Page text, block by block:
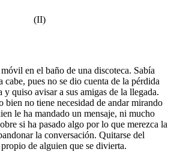
(II)
en el baño de una discoteca. Sabía
cabe, pues no se dio cuenta de la pérdida
y quiso avisar a sus amigas de la llegada.
bien no tiene necesidad de andar mirando
le ha mandado un mensaje, ni mucho
si ha pasado algo por lo que merezca la
la conversación. Quitarse del
de alguien que se divierta.